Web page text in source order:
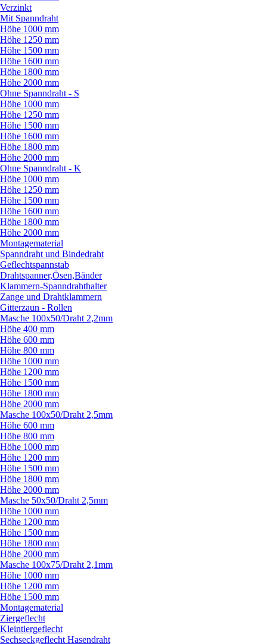
Verzinkt
Mit Spanndraht
Höhe 1000 mm
Höhe 1250 mm
Höhe 1500 mm
Höhe 1600 mm
Höhe 1800 mm
Höhe 2000 mm
Ohne Spanndraht - S
Höhe 1000 mm
Höhe 1250 mm
Höhe 1500 mm
Höhe 1600 mm
Höhe 1800 mm
Höhe 2000 mm
Ohne Spanndraht - K
Höhe 1000 mm
Höhe 1250 mm
Höhe 1500 mm
Höhe 1600 mm
Höhe 1800 mm
Höhe 2000 mm
Montagematerial
Spanndraht und Bindedraht
Geflechtspannstab
Drahtspanner,Ösen,Bänder
Klammern-Spanndrahthalter
Zange und Drahtklammern
Gitterzaun - Rollen
Masche 100x50/Draht 2,2mm
Höhe 400 mm
Höhe 600 mm
Höhe 800 mm
Höhe 1000 mm
Höhe 1200 mm
Höhe 1500 mm
Höhe 1800 mm
Höhe 2000 mm
Masche 100x50/Draht 2,5mm
Höhe 600 mm
Höhe 800 mm
Höhe 1000 mm
Höhe 1200 mm
Höhe 1500 mm
Höhe 1800 mm
Höhe 2000 mm
Masche 50x50/Draht 2,5mm
Höhe 1000 mm
Höhe 1200 mm
Höhe 1500 mm
Höhe 1800 mm
Höhe 2000 mm
Masche 100x75/Draht 2,1mm
Höhe 1000 mm
Höhe 1200 mm
Höhe 1500 mm
Montagematerial
Ziergeflecht
Kleintiergeflecht
Sechseckgeflecht Hasendraht